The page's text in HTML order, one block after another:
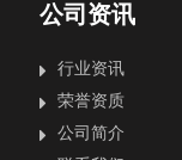
公司资讯
行业资讯
荣誉资质
公司简介